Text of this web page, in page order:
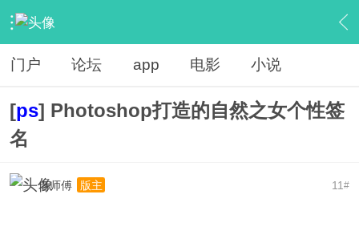
› 软件源码 › 教程分享 › 内容
门户 论坛 app 电影 小说
[ps] Photoshop打造的自然之女个性签
名
11#
老师傅 版主